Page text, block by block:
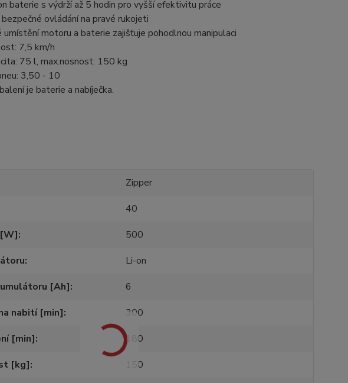
baterie s výdrží až 5 hodin pro vyšší efektivitu práce
ovládání na pravé rukojeti
umístění motoru a baterie zajišťuje pohodlnou manipulaci
7,5 km/h
75 l, max.nosnost: 150 kg
3,50 - 10
je baterie a nabíječka.
Zipper
40
500
Li-on
[Ah]
6
nabití [min]
300
[min]
180
[kg]
150